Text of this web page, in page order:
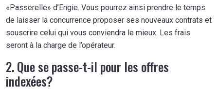
«Passerelle» d’Engie. Vous pourrez ainsi prendre le temps
de laisser la concurrence proposer ses nouveaux contrats et
souscrire celui qui vous conviendra le mieux. Les frais
seront à la charge de l’opérateur.
2. Que se passe-t-il pour les offres
indexées?